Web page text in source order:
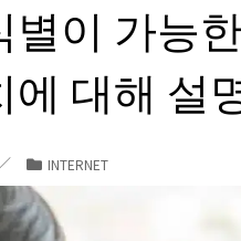
이 가능
대해 설
INTERNET